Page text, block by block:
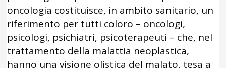
oncologia costituisce, in ambito sanitario, un
riferimento per tutti coloro – oncologi,
psicologi, psichiatri, psicoterapeuti – che, nel
trattamento della malattia neoplastica,
hanno una visione olistica del malato, tesa a